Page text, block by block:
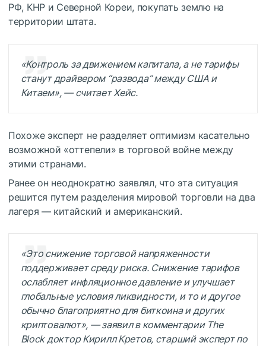
РФ, КНР и Северной Кореи, покупать землю на
территории штата.
«Контроль за движением капитала, а не тарифы
станут драйвером “развода” между США и
Китаем», — считает Хейс.
Похоже эксперт не разделяет оптимизм касательно
возможной «оттепели» в торговой войне между
этими странами.
Ранее он неоднократно заявлял, что эта ситуация
решится путем разделения мировой торговли на два
лагеря — китайский и американский.
«Это снижение торговой напряженности
поддерживает среду риска. Снижение тарифов
ослабляет инфляционное давление и улучшает
глобальные условия ликвидности, и то и другое
обычно благоприятно для биткоина и других
криптовалют», — заявил в комментарии The
Blockдоктор Кирилл Кретов, старший эксперт по